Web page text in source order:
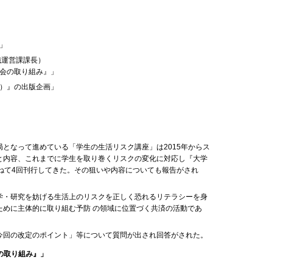
営課課長）
の取り組み』」
』の出版企画」
なって進めている「学生の生活リスク講座」は2015年からス
容、これまでに学生を取り巻くリスクの変化に対応し『大学
4回刊行してきた。その狙いや内容についても報告がされ
研究を妨げる生活上のリスクを正しく恐れるリテラシーを身
に主体的に取り組む予防 の領域に位置づく共済の活動であ
の改定のポイント」等について質問が出され回答がされた。
り組み』」